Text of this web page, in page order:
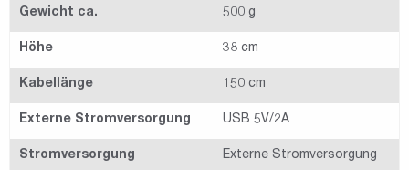
Gewicht ca. 500 g
Höhe 38 cm
Kabellänge 150 cm
Externe Stromversorgung USB 5V/2A
Stromversorgung Externe Stromversorgung